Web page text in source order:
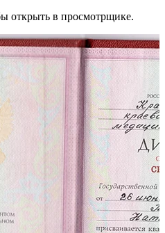
открыть в просмотрщике.